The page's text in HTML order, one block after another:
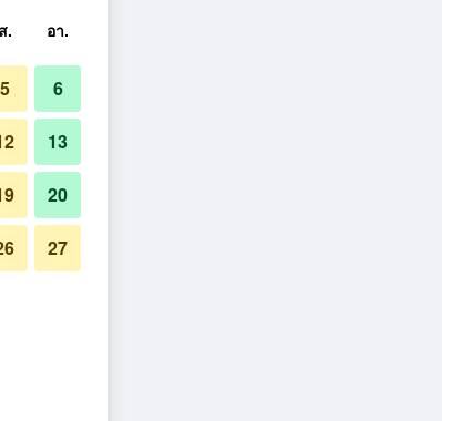
ส. อา.
5 6
13
20
27